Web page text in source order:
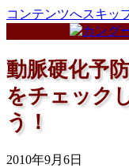
コンテンツへスキッ
動脈硬化予
をチェック
う！
2010年9月6日